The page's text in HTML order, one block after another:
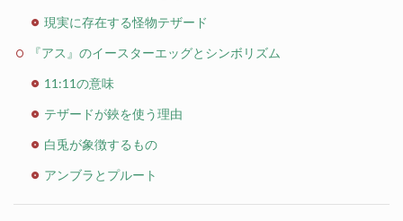
現実に存在する怪物テザード
『アス』のイースターエッグとシンボリズム
11:11の意味
テザードが鋏を使う理由
白兎が象徴するもの
アンブラとプルート